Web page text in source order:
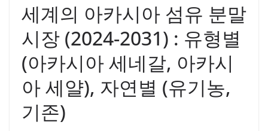
세계의 아카시아 섬유 분말
시장 (2024-2031) : 유형별
(아카시아 세네갈, 아카시
아 세얄), 자연별 (유기농,
기존)